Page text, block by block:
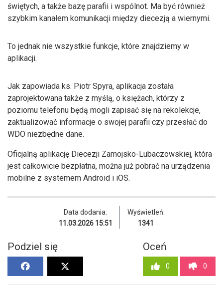
świętych, a także bazę parafii i wspólnot. Ma być również
szybkim kanałem komunikacji między diecezją a wiernymi.
To jednak nie wszystkie funkcje, które znajdziemy w
aplikacji.
Jak zapowiada ks. Piotr Spyra, aplikacja została
zaprojektowana także z myślą, o księżach, którzy z
poziomu telefonu będą mogli zapisać się na rekolekcje,
zaktualizować informacje o swojej parafii czy przesłać do
WDO niezbędne dane.
Oficjalną aplikację Diecezji Zamojsko-Lubaczowskiej, która
jest całkowicie bezpłatna, można już pobrać na urządzenia
mobilne z systemem Android i iOS.
Data dodania:
11.03.2026 15:51
Wyświetleń:
1341
Podziel się Oceń
0 0